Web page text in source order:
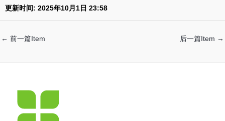
更新时间: 2025年10月1日 23:58
← 前一篇Item 后一篇Item →